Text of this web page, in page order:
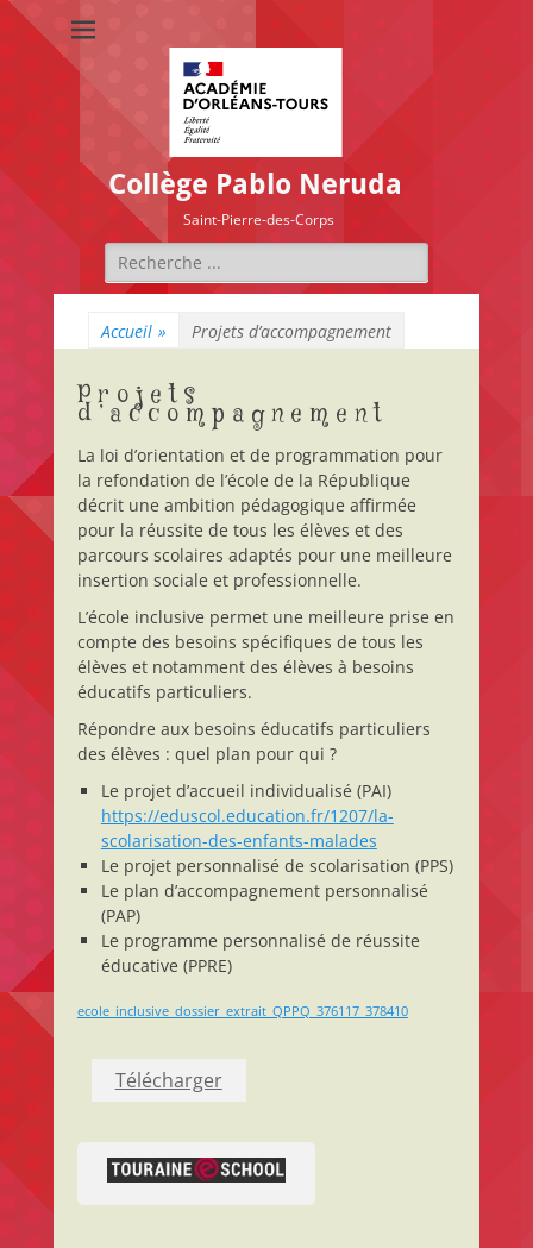
Collège Pablo Neruda
Saint-Pierre-des-Corps
Rechercher :
Accueil » Projets d’accompagnement
Projets
d’accompagnement
La loi d’orientation et de programmation pour
la refondation de l’école de la République
décrit une ambition pédagogique affirmée
pour la réussite de tous les élèves et des
parcours scolaires adaptés pour une meilleure
insertion sociale et professionnelle.
L’école inclusive permet une meilleure prise en
compte des besoins spécifiques de tous les
élèves et notamment des élèves à besoins
éducatifs particuliers.
Répondre aux besoins éducatifs particuliers
des élèves : quel plan pour qui ?
Le projet d’accueil individualisé (PAI)
https://eduscol.education.fr/1207/la-
scolarisation-des-enfants-malades
Le projet personnalisé de scolarisation (PPS)
Le plan d’accompagnement personnalisé
(PAP)
Le programme personnalisé de réussite
éducative (PPRE)
ecole_inclusive_dossier_extrait_QPPQ_376117_378410
Télécharger